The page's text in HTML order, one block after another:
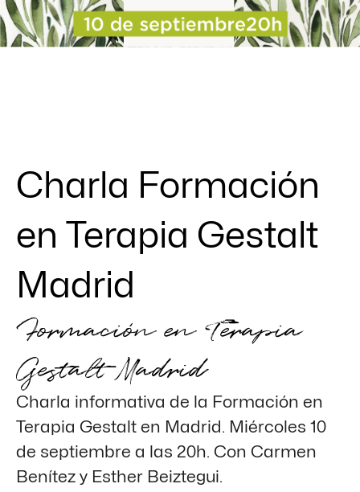
Charla Formación
en Terapia Gestalt
Madrid
Formación en Terapia
Gestalt Madrid
Charla informativa de la Formación en
Terapia Gestalt en Madrid. Miércoles 10
de septiembre a las 20h. Con Carmen
Benítez y Esther Beiztegui.